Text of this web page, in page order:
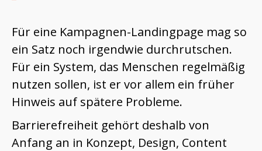
Für eine Kampagnen-Landingpage mag so
ein Satz noch irgendwie durchrutschen.
Für ein System, das Menschen regelmäßig
nutzen sollen, ist er vor allem ein früher
Hinweis auf spätere Probleme.
Barrierefreiheit gehört deshalb von
Anfang an in Konzept, Design, Content